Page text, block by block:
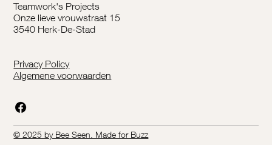
Teamwork's Projects
Onze lieve vrouwstraat 15
3540 Herk-De-Stad
Privacy Policy
Algemene voorwaarden
© 2025 by Bee Seen. Made for Buzz